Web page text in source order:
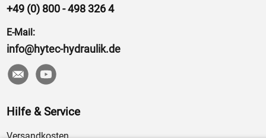
+49 (0) 800 - 498 326 4
E-Mail:
info@hytec-hydraulik.de
Hilfe & Service